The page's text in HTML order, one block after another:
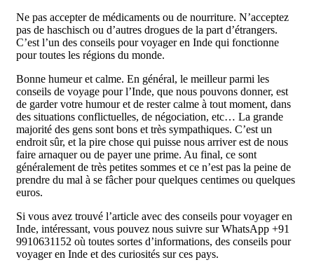
Ne pas accepter de médicaments ou de nourriture. N’acceptez
pas de haschisch ou d’autres drogues de la part d’étrangers.
C’est l’un des conseils pour voyager en Inde qui fonctionne
pour toutes les régions du monde.
Bonne humeur et calme. En général, le meilleur parmi les
conseils de voyage pour l’Inde, que nous pouvons donner, est
de garder votre humour et de rester calme à tout moment, dans
des situations conflictuelles, de négociation, etc… La grande
majorité des gens sont bons et très sympathiques. C’est un
endroit sûr, et la pire chose qui puisse nous arriver est de nous
faire arnaquer ou de payer une prime. Au final, ce sont
généralement de très petites sommes et ce n’est pas la peine de
prendre du mal à se fâcher pour quelques centimes ou quelques
euros.
Si vous avez trouvé l’article avec des conseils pour voyager en
Inde, intéressant, vous pouvez nous suivre sur WhatsApp +91
9910631152 où toutes sortes d’informations, des conseils pour
voyager en Inde et des curiosités sur ces pays.